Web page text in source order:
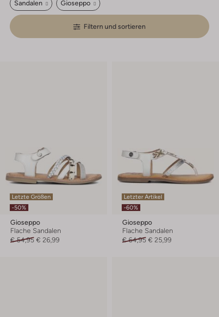
Sandalen Gioseppo
Filtern und sortieren
Letzte Größen
-50%
Gioseppo
Flache Sandalen
€ 54,95 € 26,99
Letzter Artikel
-60%
Gioseppo
Flache Sandalen
€ 64,95 € 25,99